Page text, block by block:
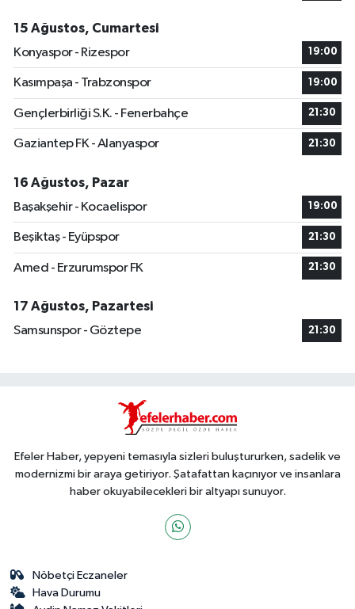
15 Ağustos, Cumartesi
Konyaspor - Rizespor
19:00
Kasımpaşa - Trabzonspor 19:00
Gençlerbirliği S.K. - Fenerbahçe 21:30
Gaziantep FK - Alanyaspor 21:30
16 Ağustos, Pazar
Başakşehir - Kocaelispor
19:00
Beşiktaş - Eyüpspor 21:30
Amed - Erzurumspor FK 21:30
17 Ağustos, Pazartesi
Samsunspor - Göztepe
21:30
Efeler Haber, yepyeni temasıyla sizleri buluştururken, sadelik ve
modernizmi bir araya getiriyor. Şatafattan kaçınıyor ve insanlara
haber okuyabilecekleri bir altyapı sunuyor.
Nöbetçi Eczaneler
Hava Durumu